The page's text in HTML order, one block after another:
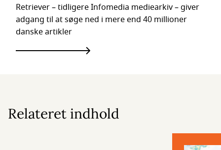
Retriever – tidligere Infomedia mediearkiv – giver
adgang til at søge ned i mere end 40 millioner
danske artikler
Relateret indhold